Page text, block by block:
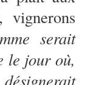
serait
le jour où,